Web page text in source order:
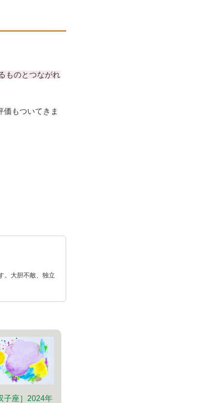
ものとつながれ
もついてきま
。大胆不敵、独立
子座］2024年